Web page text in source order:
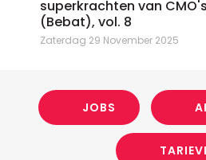
superkrachten van
(Bebat), vol. 8
Zaterdag 29 November 2025
JOBS